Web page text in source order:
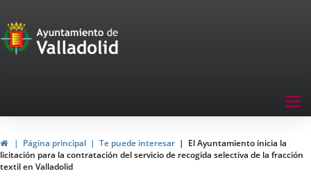
Portal
de
navegación
InicioPágina principal Te puede interesar
El Ayuntamiento inicia la
licitación para la contratación del servicio de recogida selectiva de la fracción
textil en Valladolid